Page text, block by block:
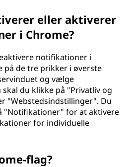
eller aktiverer
i Chrome?
notifikationer i
på de tre prikker i øverste
og vælge
du klikke på "Privatliv og
"Webstedsindstillinger". Du
"Notifikationer" for at aktivere
for individuelle
flag?